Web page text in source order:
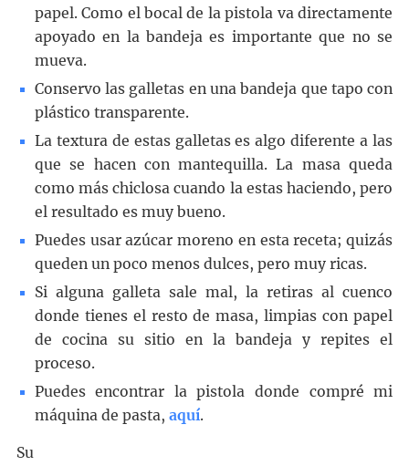
papel. Como el bocal de la pistola va directamente
apoyado en la bandeja es importante que no se
mueva.
Conservo las galletas en una bandeja que tapo con
plástico transparente.
La textura de estas galletas es algo diferente a las
que se hacen con mantequilla. La masa queda
como más chiclosa cuando la estas haciendo, pero
el resultado es muy bueno.
Puedes usar azúcar moreno en esta receta; quizás
queden un poco menos dulces, pero muy ricas.
Si alguna galleta sale mal, la retiras al cuenco
donde tienes el resto de masa, limpias con papel
de cocina su sitio en la bandeja y repites el
proceso.
Puedes encontrar la pistola donde compré mi
máquina de pasta, aquí.
Su